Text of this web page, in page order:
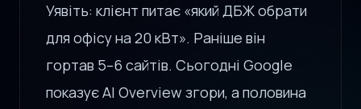
Уявіть: клієнт питає «який ДБЖ обрати
для офісу на 20 кВт». Раніше він
гортав 5–6 сайтів. Сьогодні Google
показує AI Overview згори, а половина